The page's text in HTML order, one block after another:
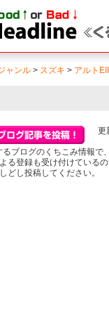
ャンル > スズキ > アルト
更
るブログのくちこみ情報
る登録も受け付けている
どし投稿してください。